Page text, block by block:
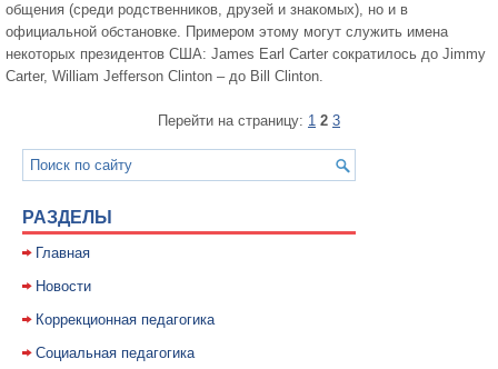
общения (среди родственников, друзей и знакомых), но и в
официальной обстановке. Примером этому могут служить имена
некоторых президентов США: James Earl Carter сократилось до Jimmy
Carter, William Jefferson Clinton – до Bill Clinton.
Перейти на страницу: 1 2 3
РАЗДЕЛЫ
Главная
Новости
Коррекционная педагогика
Социальная педагогика